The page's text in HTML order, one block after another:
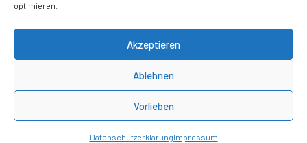
optimieren.
Akzeptieren
Ablehnen
Vorlieben
DatenschutzerklärungImpressum